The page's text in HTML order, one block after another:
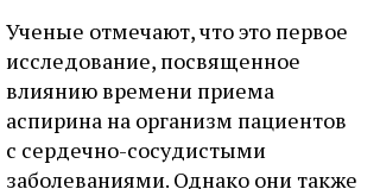
Ученые отмечают, что это первое
исследование, посвященное
влиянию времени приема
аспирина на организм пациентов
с сердечно-сосудистыми
заболеваниями. Однако они также